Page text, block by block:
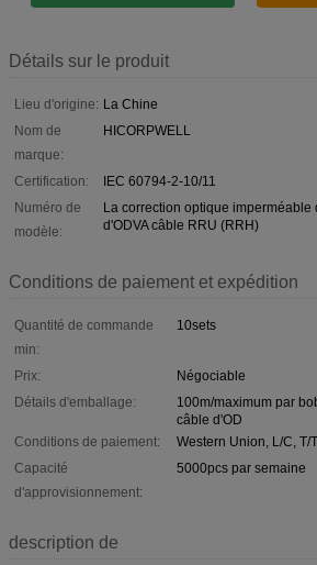
Détails sur le produit
Lieu d'origine: La Chine
Nom de
marque:
HICORPWELL
Certification:
IEC 60794-2-10/11
Numéro de
modèle:
La correction optique imperméable
d'ODVA câble RRU (RRH)
Conditions de paiement et expédition
Quantité de commande
min:
10sets
Prix:
Négociable
Détails d'emballage:
100m/maximum par
câble d'OD
Conditions de paiement:
Western Union, L/C, T/T
Capacité
d'approvisionnement:
5000pcs par semaine
description de